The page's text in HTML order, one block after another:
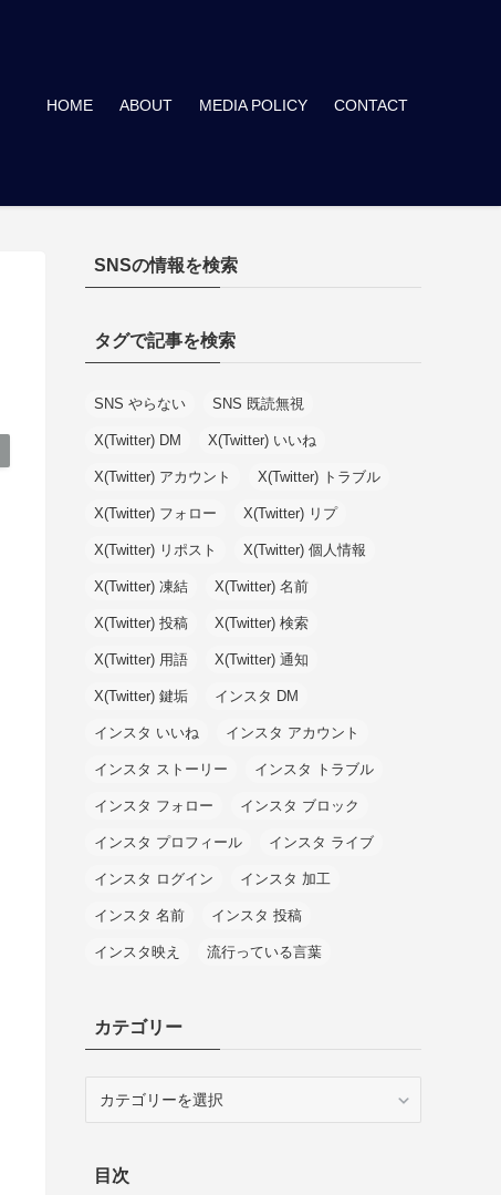
HOME ABOUT MEDIA POLICY CONTACT
SNSの情報を検索
タグで記事を検索
SNS やらない SNS 既読無視
X(Twitter) DM X(Twitter) いいね
X(Twitter) アカウント X(Twitter) トラブル
X(Twitter) フォロー X(Twitter) リプ
X(Twitter) リポスト X(Twitter) 個人情報
X(Twitter) 凍結 X(Twitter) 名前
X(Twitter) 投稿 X(Twitter) 検索
X(Twitter) 用語 X(Twitter) 通知
X(Twitter) 鍵垢 インスタ DM
インスタ いいね インスタ アカウント
インスタ ストーリー インスタ トラブル
インスタ フォロー インスタ ブロック
インスタ プロフィール インスタ ライブ
インスタ ログイン インスタ 加工
インスタ 名前 インスタ 投稿
インスタ映え 流行っている言葉
カテゴリー
ー目次